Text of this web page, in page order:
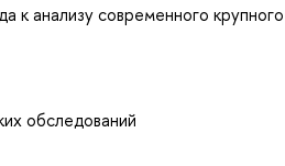
к анализу современного крупного
обследований